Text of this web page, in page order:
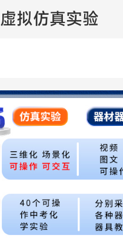
虚拟仿真实验